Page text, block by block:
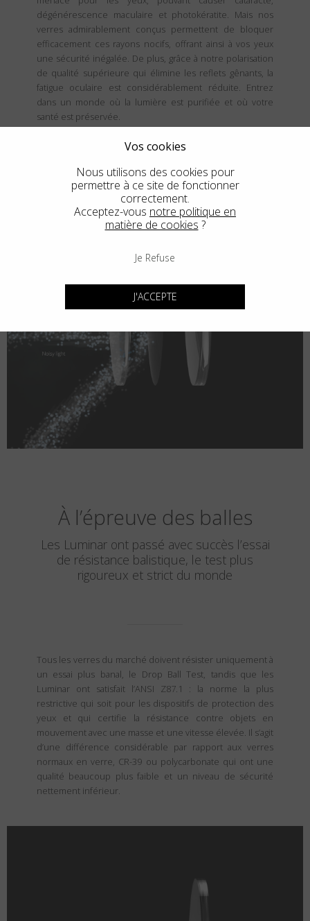
dégénérescence maculaire et photokératite. Mais nos
verres admirablement conçus permettent de bloquer
efficacement ces rayons nocifs, offrant ainsi à vos yeux
une sécurité inégalée. De plus, grâce à notre polarisation
de qualité supérieure qui élimine les reflets gênants, la
fatigue oculaire est considérablement réduite. Entrez
dans un monde où la lumière est purifiée et où votre
santé est préservée.
À l’épreuve des balles
Les Luminar ont passé avec succès l’essai
de résistance balistique, le test plus
rigoureux et strict du monde
Tous les verres du marché doivent résister uniquement à
un essai plus banal, le Drop Ball Test, tandis que les
Luminar ont satisfait l’ANSI Z87.1 : la norme la plus
restrictive qui soit pour les dispositifs de protection des
yeux et qui certifie la résistance contre objets en
mouvement avec une masse et une vitesse élevée. Il s’agit
d’une différence considérable par rapport aux verres
normaux en verre, CR-39 ou polycarbonate qui ont une
qualité beaucoup plus faible et un niveau de sécurité
nettement inférieur.
Vos cookies
Nous utilisons des cookies pour
permettre à ce site de fonctionner
correctement.
Acceptez-vous notre politique en
matière de cookies ?
Je Refuse
J'ACCEPTE